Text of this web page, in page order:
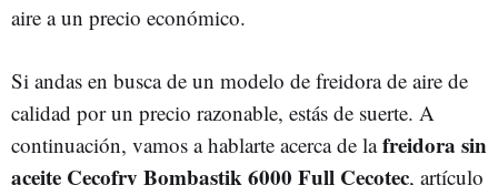
aire a un precio económico.
Si andas en busca de un modelo de freidora de aire de
calidad por un precio razonable, estás de suerte. A
continuación, vamos a hablarte acerca de lafreidora sin
aceite Cecofry Bombastik 6000 Full Cecotec, artículo